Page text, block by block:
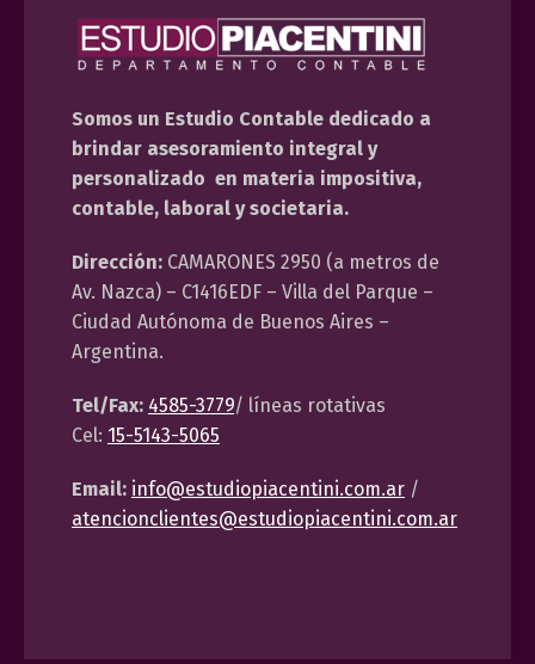
Somos un Estudio Contable dedicado a
brindar asesoramiento integral y
personalizado en materia impositiva,
contable, laboral y societaria.
Dirección: CAMARONES 2950 (a metros de
Av. Nazca) – C1416EDF – Villa del Parque –
Ciudad Autónoma de Buenos Aires –
Argentina.
Tel/Fax: 4585-3779/ líneas rotativas
Cel: 15-5143-5065
Email: info@estudiopiacentini.com.ar /
atencionclientes@estudiopiacentini.com.ar